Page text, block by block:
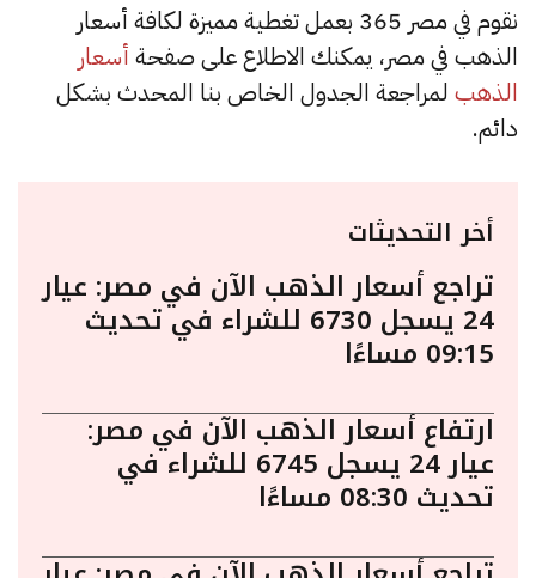
نقوم في مصر 365 بعمل تغطية مميزة لكافة أسعار
الذهب في مصر، يمكنك الاطلاع على صفحة أسعار
الذهب لمراجعة الجدول الخاص بنا المحدث بشكل
دائم.
أخر التحديثات
تراجع أسعار الذهب الآن في مصر: عيار
24 يسجل 6730 للشراء في تحديث
09:15 مساءًا
ارتفاع أسعار الذهب الآن في مصر:
عيار 24 يسجل 6745 للشراء في
تحديث 08:30 مساءًا